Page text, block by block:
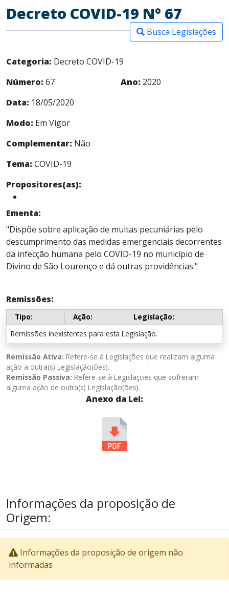
Decreto COVID-19 Nº 67
Busca Legislações
Categoria: Decreto COVID-19
Número: 67 Ano: 2020
Data: 18/05/2020
Modo: Em Vigor
Complementar: Não
Tema: COVID-19
Propositores(as):
Ementa:
"Dispõe sobre aplicação de multas pecuniárias pelo
descumprimento das medidas emergenciais decorrentes
da infecção humana pelo COVID-19 no município de
Divino de São Lourenço e dá outras providências."
Remissões:
Tipo: Ação:
Legislação:
Remissões inexistentes para esta Legislação.
Remissão Ativa: Refere-se à Legislações que realizam alguma
ação a outra(s) Legislação(ões).
Remissão Passiva: Refere-se à Legislações que sofreram
alguma ação de outra(s) Legislação(ões).
Anexo da Lei:
Informações da proposição de
Origem:
Informações da proposição de origem não
informadas